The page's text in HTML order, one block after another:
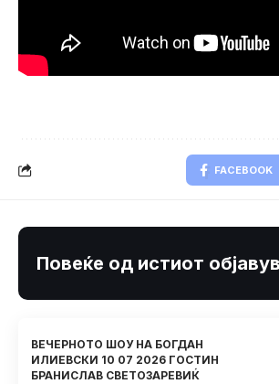
FACEBOOK
Повеќе од истиот
ВЕЧЕРНОТО ШОУ НА БОГДАН
ИЛИЕВСКИ 10 07 2026 ГОСТИН
БРАНИСЛАВ СВЕТОЗАРЕВИЌ